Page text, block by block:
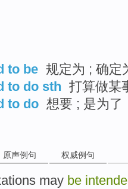
to be 规定为 ; 确定
to do sth 打算做某
to do 想要 ; 是为了
原声例句 权威例句
may be